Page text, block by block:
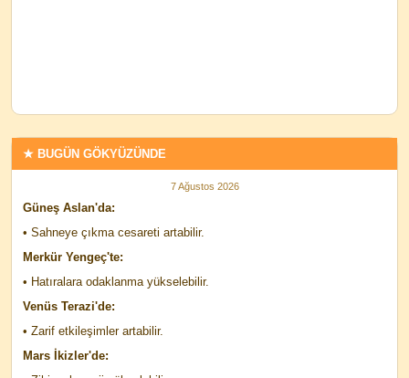
★ BUGÜN GÖKYÜZÜNDE
7 Ağustos 2026
Güneş Aslan'da:
• Sahneye çıkma cesareti artabilir.
Merkür Yengeç'te:
• Hatıralara odaklanma yükselebilir.
Venüs Terazi'de:
• Zarif etkileşimler artabilir.
Mars İkizler'de: